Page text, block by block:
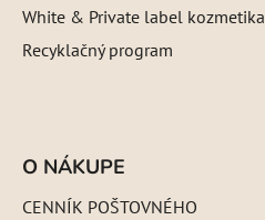
White & Private label kozmetika
Recyklačný program
O NÁKUPE
CENNÍK POŠTOVNÉHO